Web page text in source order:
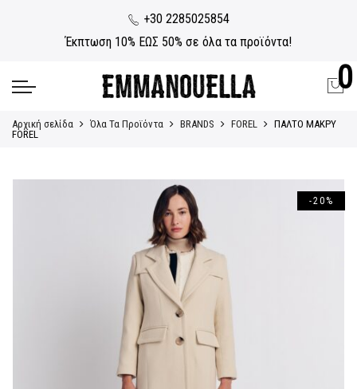
+30 2285025854
Έκπτωση 10% ΕΩΣ 50% σε όλα τα προϊόντα!
0
Αρχική σελίδα Όλα Τα Προϊόντα BRANDS FOREL
ΠΑΛΤΟ ΜΑΚΡΥ
FOREL
-20%